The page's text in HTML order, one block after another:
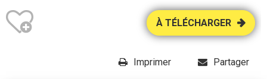
À TÉLÉCHARGER
Imprimer Partager